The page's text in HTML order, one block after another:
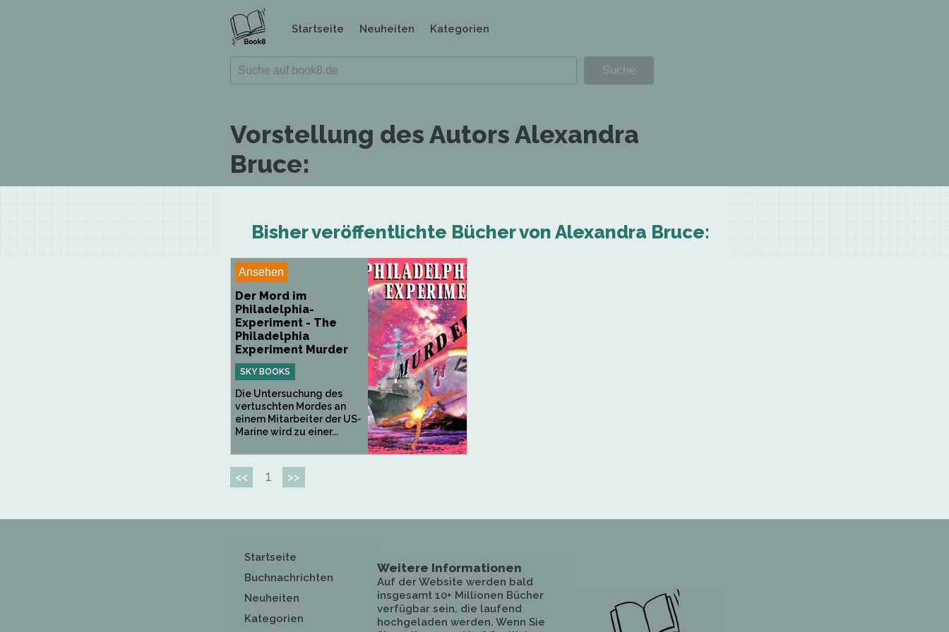
Startseite Neuheiten Kategorien
Vorstellung des Autors Alexandra
Bruce:
Bisher veröffentlichte Bücher von Alexandra Bruce:
Ansehen
Der Mord im
Philadelphia-
Experiment - The
Philadelphia
Experiment Murder
SKY BOOKS
Die Untersuchung des
vertuschten Mordes an
einem Mitarbeiter der US-
Marine wird zu einer...
<< 1 >>
Startseite
Buchnachrichten
Neuheiten
Kategorien
Weitere Informationen
Auf der Website werden bald
insgesamt 10+ Millionen Bücher
verfügbar sein, die laufend
hochgeladen werden. Wenn Sie